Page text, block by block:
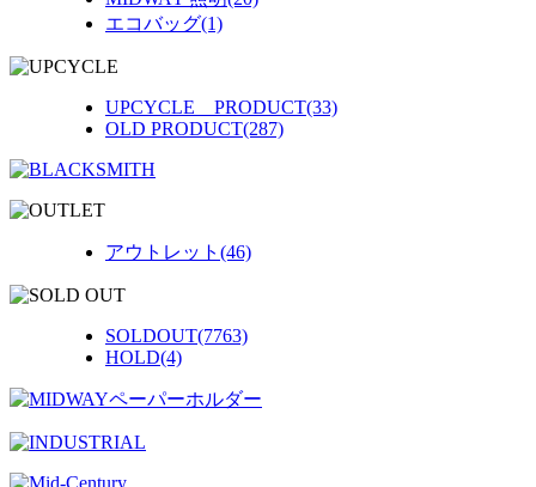
エコバッグ(1)
UPCYCLE PRODUCT(33)
OLD PRODUCT(287)
アウトレット(46)
SOLDOUT(7763)
HOLD(4)